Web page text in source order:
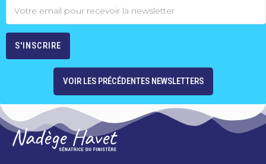
VOIR LES PRÉCÉDENTES NEWSLETTERS